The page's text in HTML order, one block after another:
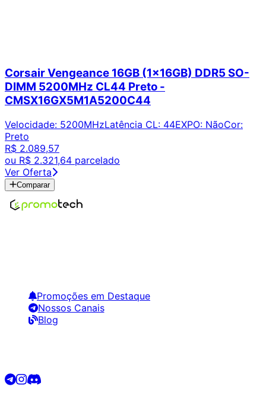
Corsair Vengeance 16GB (1x16GB) DDR5 SO-
DIMM 5200MHz CL44 Preto -
CMSX16GX5M1A5200C44
Velocidade: 5200MHzLatência CL: 44EXPO: NãoCor:
Preto
R$ 2.089,57
ou R$ 2.321,64 parcelado
Ver Oferta
Comparar
Promoções em Destaque
Nossos Canais
Blog